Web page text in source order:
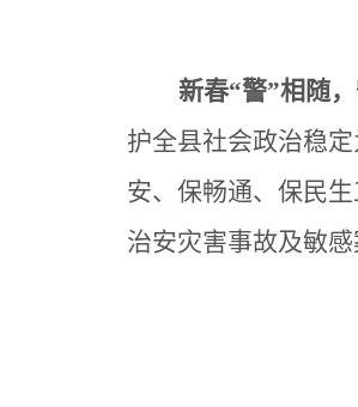
新春“警”相随，
护全县社会政治稳
安、保畅通、保民
治安灾害事故及敏感